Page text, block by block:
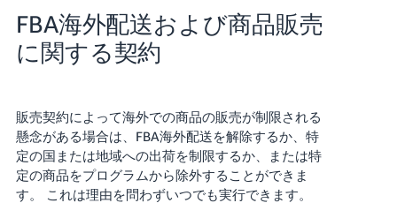
FBA海外配送および商品販売
に関する契約
販売契約によって海外での商品の販売が制限される
懸念がある場合は、FBA海外配送を解除するか、特
定の国または地域への出荷を制限するか、または特
定の商品をプログラムから除外することができま
す。 これは理由を問わずいつでも実行できます。